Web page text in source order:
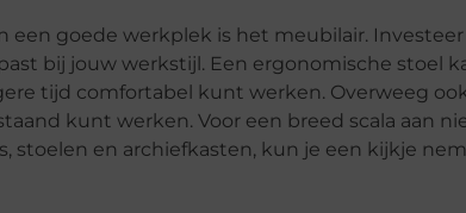
een goede werkplek is het meubilair.
bij jouw werkstijl. Een ergonomische stoel
tijd comfortabel kunt werken. Overweeg
kunt werken. Voor een breed scala aan
stoelen en archiefkasten, kun je een kijkje